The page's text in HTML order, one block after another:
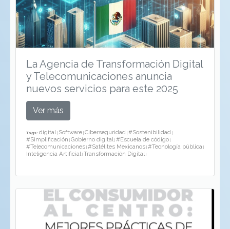
La Agencia de Transformación Digital
y Telecomunicaciones anuncia
nuevos servicios para este 2025
Ver más
Tags: digital | Software | Ciberseguridad | #Sostenibilidad |
#Simplificación | Gobierno digital | #Escuela de código |
#Telecomunicaciones | #Satélites Mexicanos | #Tecnología pública |
Inteligencia Artificial | Transformación Digital |